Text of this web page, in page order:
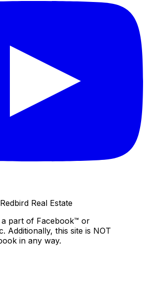
Real Estate
a part of Facebook™ or
Additionally, this site is NOT
in any way.